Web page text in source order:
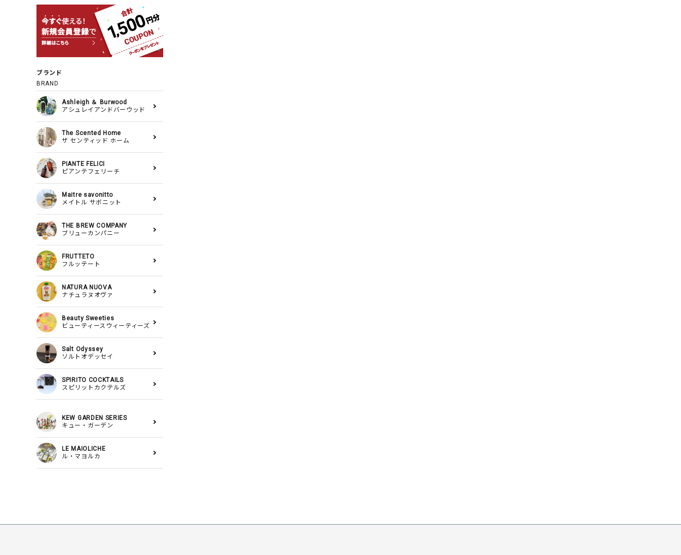
ブランド
BRAND
Ashleigh ＆ Burwood
アシュレイアンドバーウッド
The Scented Home
ザ センティッド ホーム
PIANTE FELICI
ピアンテフェリーチ
Maitre savonitto
メイトル サボニット
THE BREW COMPANY
ブリューカンパニー
FRUTTETO
フルッテート
NATURA NUOVA
ナチュラヌオヴァ
Beauty Sweeties
ビューティースウィーティーズ
Salt Odyssey
ソルトオデッセイ
SPIRITO COCKTAILS
スピリットカクテルズ
KEW GARDEN SERIES
キュー・ガーデン
LE MAIOLICHE
ル・マヨルカ